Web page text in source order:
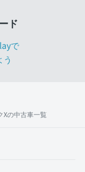
Xの中古車一覧
ド